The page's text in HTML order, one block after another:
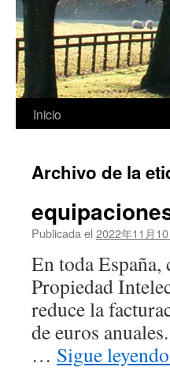
Saltar
contenido
Inicio
Archivo de la
Publicada el 2022年11月10
En toda
Propiedad
reduce la
de euros
… Sigue leyendo